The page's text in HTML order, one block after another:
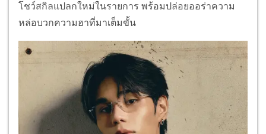
โชว์สกิลแปลกใหม่ในรายการ พร้อมปล่อยออร่าความ
หล่อบวกความฮาที่มาเต็มขั้น